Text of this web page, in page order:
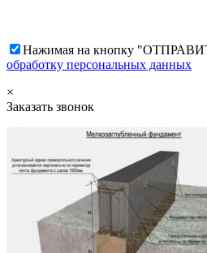
Нажимая на кнопку
обработку персональных данных
×
Заказать звонок